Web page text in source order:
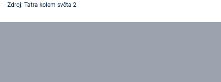
Zdroj: Tatra kolem světa 2